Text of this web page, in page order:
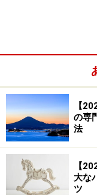
どうやってよい気
製のものがオスス
を集めることがで
ベストですが、こ
ルな木質系や茶系
いきましょう。
【
の専
法
【
大な
ツ